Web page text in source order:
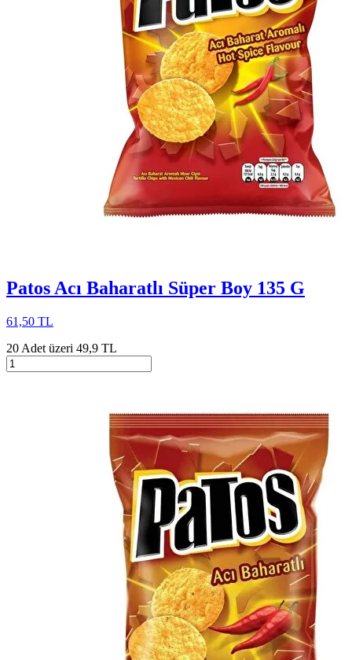
Patos Acı Baharatlı Süper Boy 135 G
61,50 TL
20 Adet üzeri 49,9 TL